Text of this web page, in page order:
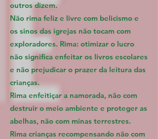
outros dizem.
Não rima feliz e livre com belicismo e
os sinos das igrejas não tocam com
exploradores. Rima: otimizar o lucro
não significa enfeitar os livros escolares
e não prejudicar o prazer da leitura das
crianças.
Rima enfeitiçar a namorada, não com
destruir o meio ambiente e proteger as
abelhas, não com minas terrestres.
Rima crianças recompensando não com